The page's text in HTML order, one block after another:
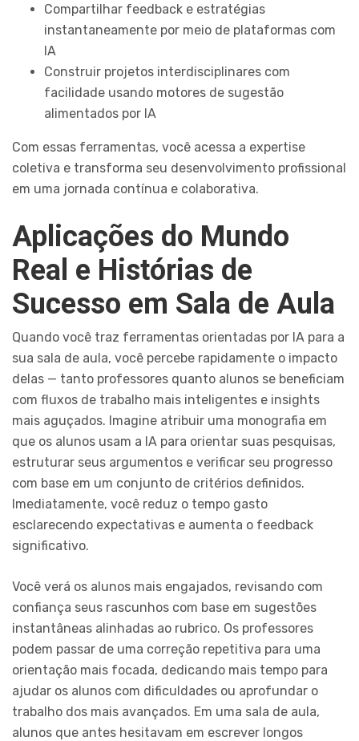
Compartilhar feedback e estratégias
instantaneamente por meio de plataformas com
IA
Construir projetos interdisciplinares com
facilidade usando motores de sugestão
alimentados por IA
Com essas ferramentas, você acessa a expertise
coletiva e transforma seu desenvolvimento profissional
em uma jornada contínua e colaborativa.
Aplicações do Mundo
Real e Histórias de
Sucesso em Sala de Aula
Quando você traz ferramentas orientadas por IA para a
sua sala de aula, você percebe rapidamente o impacto
delas — tanto professores quanto alunos se beneficiam
com fluxos de trabalho mais inteligentes e insights
mais aguçados. Imagine atribuir uma monografia em
que os alunos usam a IA para orientar suas pesquisas,
estruturar seus argumentos e verificar seu progresso
com base em um conjunto de critérios definidos.
Imediatamente, você reduz o tempo gasto
esclarecendo expectativas e aumenta o feedback
significativo.
Você verá os alunos mais engajados, revisando com
confiança seus rascunhos com base em sugestões
instantâneas alinhadas ao rubrico. Os professores
podem passar de uma correção repetitiva para uma
orientação mais focada, dedicando mais tempo para
ajudar os alunos com dificuldades ou aprofundar o
trabalho dos mais avançados. Em uma sala de aula,
alunos que antes hesitavam em escrever longos